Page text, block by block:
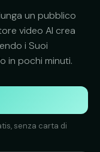
un pubblico
video AI crea
i Suoi
in pochi minuti.
senza carta di